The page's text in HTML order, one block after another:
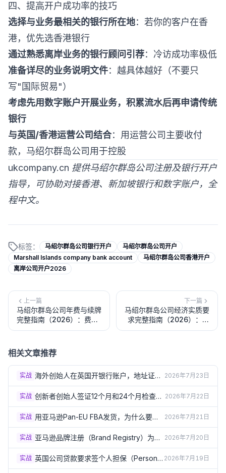
四、提高开户成功率的技巧
选择与业务最相关的银行所在地：若你的客户在香
港，优先选香港银行
通过熟悉离岸业务的银行顾问引荐：冷访成功率极低
准备详尽的业务说明文件：越具体越好（不要只
写"国际贸易"）
考虑先用数字账户开展业务，积累流水后再申请传统
银行
与英国/香港运营公司结合：用运营公司主要收付
款，马绍尔群岛公司用于控股
ukcompany.cn 提供马绍尔群岛公司注册及银行开户
指导，可协助对接香港、新加坡银行和数字账户，全
程中文。
标签： 马绍尔群岛公司银行开户
马绍尔群岛公司开户
Marshall Islands company bank account
马绍尔群岛公司香港开户
离岸公司开户2026
上一篇
马绍尔群岛公司年费与续牌
完整指南（2026）：费用
结构、截止日期与逾期后果
下一篇
马绍尔群岛公司经济实质要
求完整指南（2026）：与
BVI对比、合规风险与应对
相关文章推荐
实战 海外创始人在英国开银行账户，地址证明
总被拒？3个实操方案（2026）
2026年7月23日
实战 创新者创始人签证12个月和24个月检查
点：怎样才算"进展达标"？（2026）
2026年7月22日
实战 用亚马逊Pan-EU FBA发货，为什么要在
德法意西波5国注册VAT？（2026）
2026年7月21日
实战 亚马逊品牌注册（Brand Registry）为什
么必须要有英国商标？（2026）
2026年7月20日
实战 英国公司贷款要求签个人担保（Personal
Guarantee）？签之前必须了解的风险
2026年7月19日